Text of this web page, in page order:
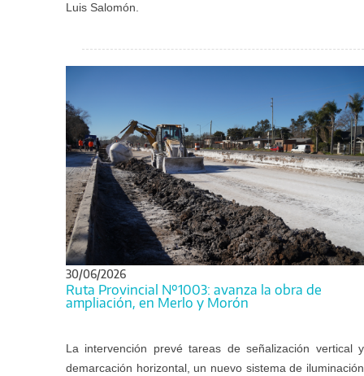
Luis Salomón.
30/06/2026
Ruta Provincial Nº1003: avanza la obra de
ampliación, en Merlo y Morón
La intervención prevé tareas de señalización vertical y
demarcación horizontal, un nuevo sistema de iluminación